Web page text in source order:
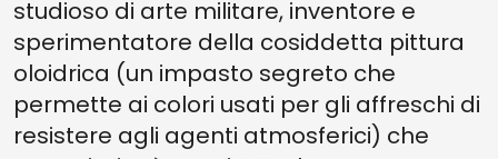
studioso di arte militare, inventore e
sperimentatore della cosiddetta pittura
oloidrica (un impasto segreto che
permette ai colori usati per gli affreschi di
resistere agli agenti atmosferici) che